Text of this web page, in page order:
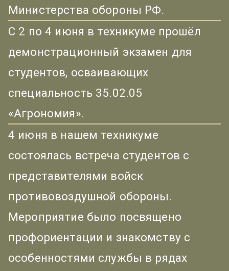
Министерства обороны РФ.
С 2 по 4 июня в техникуме прошёл
демонстрационный экзамен для
студентов, осваивающих
специальность 35.02.05
«Агрономия».
4 июня в нашем техникуме
состоялась встреча студентов с
представителями войск
противовоздушной обороны.
Мероприятие было посвящено
профориентации и знакомству с
особенностями службы в рядах